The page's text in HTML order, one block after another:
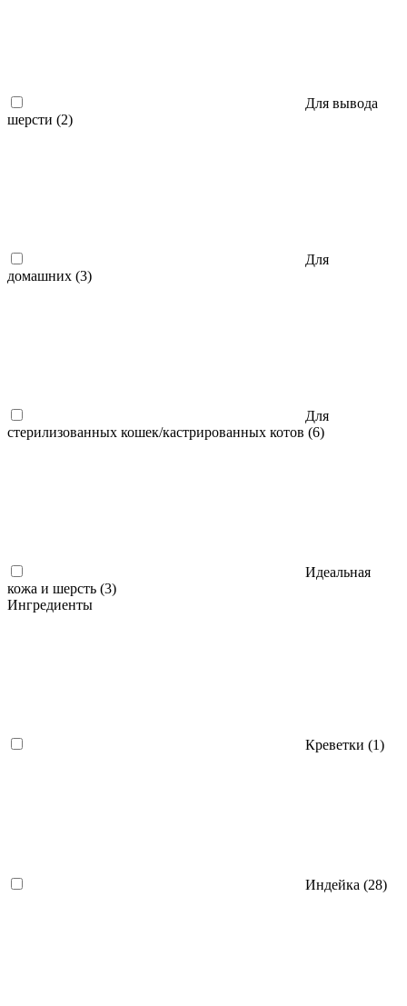
Для вывода
шерсти (2)
Для
домашних (3)
Для
стерилизованных кошек/кастрированных котов (6)
Идеальная
кожа и шерсть (3)
Ингредиенты
Креветки (1)
Индейка (28)